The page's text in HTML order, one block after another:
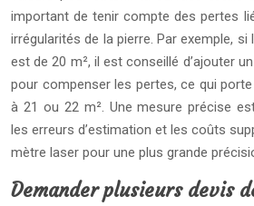
important de tenir compte des pertes
irrégularités de la pierre. Par exemple,
est de 20 m², il est conseillé d’ajouter
pour compenser les pertes, ce qui
à 21 ou 22 m². Une mesure précise
les erreurs d’estimation et les coûts
mètre laser pour une plus grande
Demander plusieurs devis